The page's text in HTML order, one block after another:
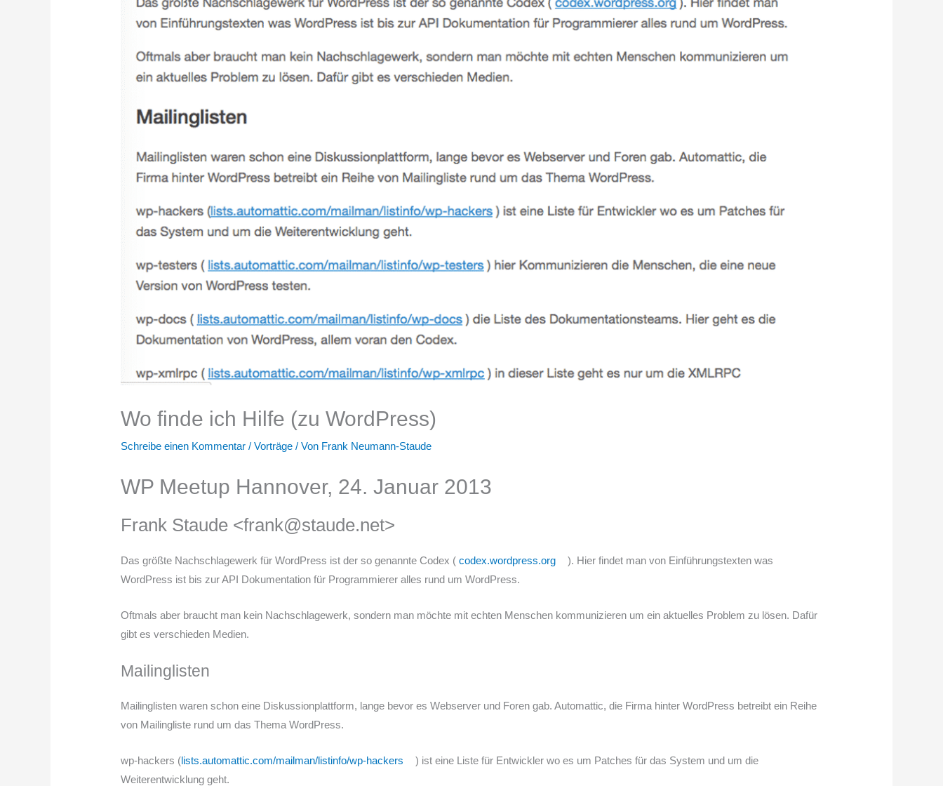
Wo finde ich Hilfe (zu WordPress)
Schreibe einen Kommentar /Vorträge / Von Frank Neumann-Staude
WP Meetup Hannover, 24. Januar 2013
Frank Staude <frank@staude.net>
Das größte Nachschlagewerk für WordPress ist der so genannte Codex (codex.wordpress.org
). Hier findet man von Einführungstexten was
WordPress ist bis zur API Dokumentation für Programmierer alles rund um WordPress.
Oftmals aber braucht man kein Nachschlagewerk, sondern man möchte mit echten Menschen kommunizieren um ein aktuelles Problem zu lösen. Dafür
gibt es verschieden Medien.
Mailinglisten
Mailinglisten waren schon eine Diskussionplattform, lange bevor es Webserver und Foren gab. Automattic, die Firma hinter WordPress betreibt ein Reihe
von Mailingliste rund um das Thema WordPress.
wp-hackers (lists.automattic.com/mailman/listinfo/wp-hackers
) ist eine Liste für Entwickler wo es um Patches für das System und um die
Weiterentwicklung geht.